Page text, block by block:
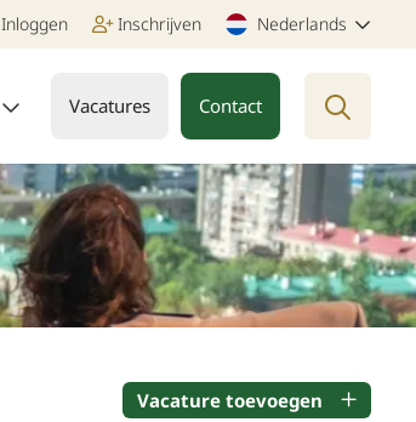
Vacature toevoegen
Inloggen Inschrijven Nederlands
Vacatures Contact